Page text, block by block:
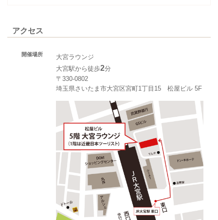
アクセス
開催場所
大宮ラウンジ
大宮駅から徒歩2分
〒330-0802
埼玉県さいたま市大宮区宮町1丁目15 松屋ビル 5F